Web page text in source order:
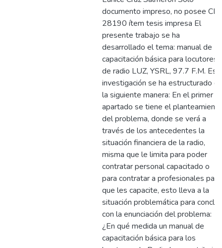
documento impreso, no posee CD
28190 ítem tesis impresa El
presente trabajo se ha
desarrollado el tema: manual de
capacitación básica para locutores
de radio LUZ, YSRL, 97.7 F.M.
investigación se ha estructurado
la siguiente manera: En el primer
apartado se tiene el planteamiento
del problema, donde se verá a
través de los antecedentes la
situación financiera de la radio,
misma que le limita para poder
contratar personal capacitado o
para contratar a profesionales para
que les capacite, esto lleva a la
situación problemática para concluir
con la enunciación del problema:
¿En qué medida un manual de
capacitación básica para los